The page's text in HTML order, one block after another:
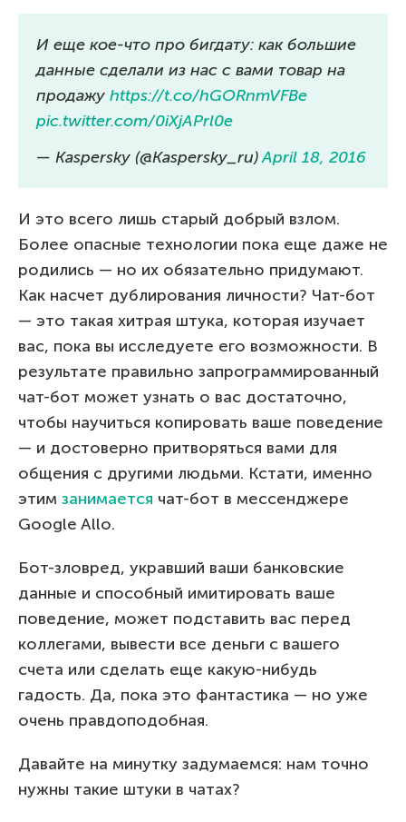
И еще кое-что про бигдату: как большие
данные сделали из нас с вами товар на
продажу https://t.co/hGORnmVFBe
pic.twitter.com/0iXjAPrl0e
— Kaspersky (@Kaspersky_ru)April 18, 2016
И это всего лишь старый добрый взлом.
Более опасные технологии пока еще даже не
родились — но их обязательно придумают.
Как насчет дублирования личности? Чат-бот
— это такая хитрая штука, которая изучает
вас, пока вы исследуете его возможности. В
результате правильно запрограммированный
чат-бот может узнать о вас достаточно,
чтобы научиться копировать ваше поведение
— и достоверно притворяться вами для
общения с другими людьми. Кстати, именно
этим занимается чат-бот в мессенджере
Google Allo.
Бот-зловред, укравший ваши банковские
данные и способный имитировать ваше
поведение, может подставить вас перед
коллегами, вывести все деньги с вашего
счета или сделать еще какую-нибудь
гадость. Да, пока это фантастика — но уже
очень правдоподобная.
Давайте на минутку задумаемся: нам точно
нужны такие штуки в чатах?